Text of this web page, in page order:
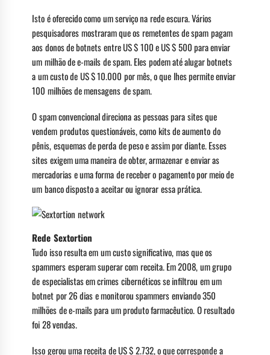
Isto é oferecido como um serviço na rede escura. Vários
pesquisadores mostraram que os remetentes de spam pagam
aos donos de botnets entre US $ 100 e US $ 500 para enviar
um milhão de e-mails de spam. Eles podem até alugar botnets
a um custo de US $ 10.000 por mês, o que lhes permite enviar
100 milhões de mensagens de spam.
O spam convencional direciona as pessoas para sites que
vendem produtos questionáveis, como kits de aumento do
pênis, esquemas de perda de peso e assim por diante. Esses
sites exigem uma maneira de obter, armazenar e enviar as
mercadorias e uma forma de receber o pagamento por meio de
um banco disposto a aceitar ou ignorar essa prática.
Rede Sextortion
Tudo isso resulta em um custo significativo, mas que os
spammers esperam superar com receita. Em 2008, um grupo
de especialistas em crimes cibernéticos se infiltrou em um
botnet por 26 dias e monitorou spammers enviando 350
milhões de e-mails para um produto farmacêutico. O resultado
foi 28 vendas.
Isso gerou uma receita de US $ 2.732, o que corresponde a